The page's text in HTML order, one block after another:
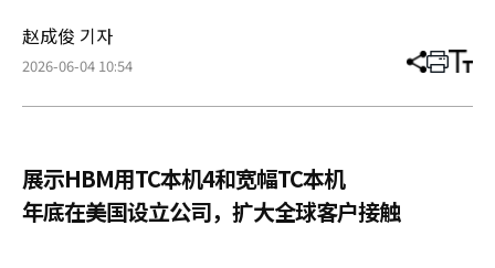
赵成俊 기자
2026-06-04 10:54 分
章
打 调
小
展示HBM用TC本机4和宽幅TC本机
年底在美国设立公司，扩大全球客户接触